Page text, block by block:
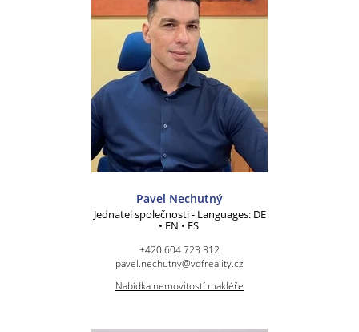
Pavel Nechutný
Jednatel společnosti - Languages: DE
• EN • ES
+420 604 723 312
pavel.nechutny@vdfreality.cz
Nabídka nemovitostí makléře